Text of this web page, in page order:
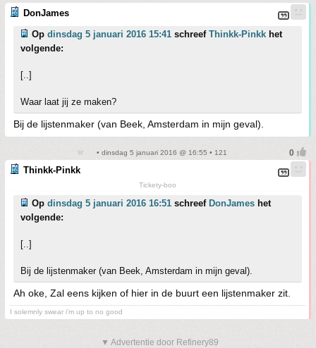
DonJames
Op dinsdag 5 januari 2016 15:41 schreef Thinkk-Pinkk het
volgende:
[..]
Waar laat jij ze maken?
Bij de lijstenmaker (van Beek, Amsterdam in mijn geval).
• dinsdag 5 januari 2016 @ 16:55 • 121
Thinkk-Pinkk
Tickety-boo
Op dinsdag 5 januari 2016 16:51 schreef DonJames het
volgende:
[..]
Bij de lijstenmaker (van Beek, Amsterdam in mijn geval).
Ah oke, Zal eens kijken of hier in de buurt een lijstenmaker zit.
I solemnly swear i'm up to no good
▼ Advertentie door Refinery89